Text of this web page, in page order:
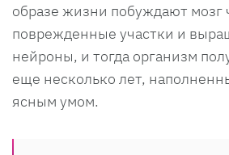
образе жизни побуждают мозг
поврежденные участки и
нейроны, и тогда организм
еще несколько лет,
ясным умом.